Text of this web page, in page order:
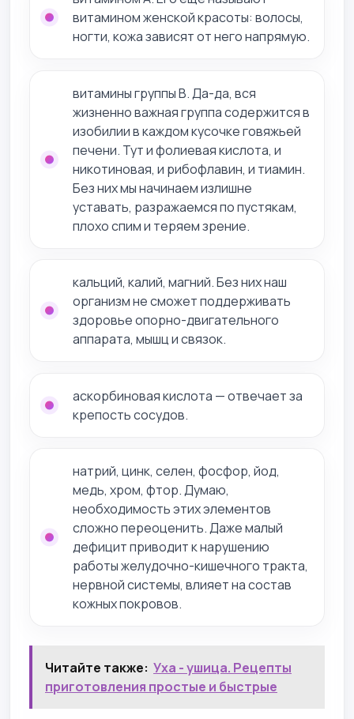
витамином женской красоты: волосы,
ногти, кожа зависят от него напрямую.
витамины группы В. Да-да, вся
жизненно важная группа содержится в
изобилии в каждом кусочке говяжьей
печени. Тут и фолиевая кислота, и
никотиновая, и рибофлавин, и тиамин.
Без них мы начинаем излишне
уставать, разражаемся по пустякам,
плохо спим и теряем зрение.
кальций, калий, магний. Без них наш
организм не сможет поддерживать
здоровье опорно-двигательного
аппарата, мышц и связок.
аскорбиновая кислота — отвечает за
крепость сосудов.
натрий, цинк, селен, фосфор, йод,
медь, хром, фтор. Думаю,
необходимость этих элементов
сложно переоценить. Даже малый
дефицит приводит к нарушению
работы желудочно-кишечного тракта,
нервной системы, влияет на состав
кожных покровов.
Читайте также: Уха - ушица. Рецепты
приготовления простые и быстрые